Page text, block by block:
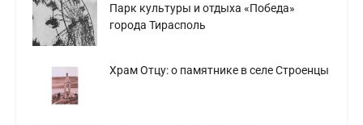
Парк культуры и отдыха «Победа»
города Тирасполь
Храм Отцу: о памятнике в селе Строенцы